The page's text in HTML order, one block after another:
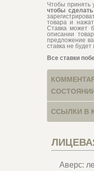
Чтобы принять
чтобы сделать
товара и
Ставка может
описании
предложение
ставка не
Все ставки
ССЫЛКИ В
Аверс: